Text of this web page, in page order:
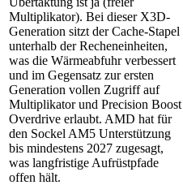
Multiplikator). Bei dieser X3D-
Generation sitzt der Cache-Stapel
unterhalb der Recheneinheiten,
was die Wärmeabfuhr verbessert
und im Gegensatz zur ersten
Generation vollen Zugriff auf
Multiplikator und Precision Boost
Overdrive erlaubt. AMD hat für
den Sockel AM5 Unterstützung
bis mindestens 2027 zugesagt,
was langfristige Aufrüstpfade
offen hält.